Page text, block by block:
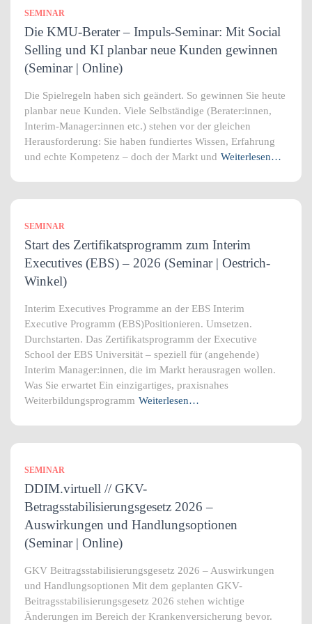
SEMINAR
Die KMU-Berater – Impuls-Seminar: Mit Social
Selling und KI planbar neue Kunden gewinnen
(Seminar | Online)
Die Spielregeln haben sich geändert. So gewinnen Sie heute
planbar neue Kunden. Viele Selbständige (Berater:innen,
Interim-Manager:innen etc.) stehen vor der gleichen
Herausforderung: Sie haben fundiertes Wissen, Erfahrung
und echte Kompetenz – doch der Markt und Weiterlesen…
SEMINAR
Start des Zertifikatsprogramm zum Interim
Executives (EBS) – 2026 (Seminar | Oestrich-
Winkel)
Interim Executives Programme an der EBS Interim
Executive Programm (EBS)Positionieren. Umsetzen.
Durchstarten. Das Zertifikatsprogramm der Executive
School der EBS Universität – speziell für (angehende)
Interim Manager:innen, die im Markt herausragen wollen.
Was Sie erwartet Ein einzigartiges, praxisnahes
Weiterbildungsprogramm Weiterlesen…
SEMINAR
DDIM.virtuell // GKV-
Betragsstabilisierungsgesetz 2026 –
Auswirkungen und Handlungsoptionen
(Seminar | Online)
GKV Beitragsstabilisierungsgesetz 2026 – Auswirkungen
und Handlungsoptionen Mit dem geplanten GKV-
Beitragsstabilisierungsgesetz 2026 stehen wichtige
Änderungen im Bereich der Krankenversicherung bevor.